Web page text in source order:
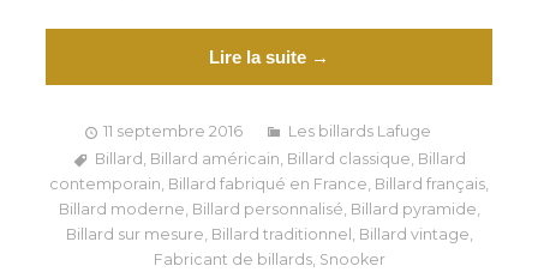
Lire la suite →
11 septembre 2016
Les billards Lafuge
Billard , Billard américain, Billard classique, Billard
contemporain, Billard fabriqué en France, Billard français,
Billard moderne, Billard personnalisé, Billard pyramide,
Billard sur mesure, Billard traditionnel , Billard vintage,
Fabricant de billards, Snooker